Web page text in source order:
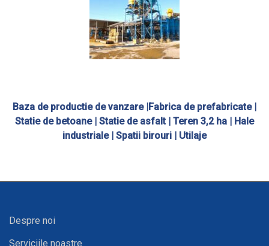
Baza de productie de vanzare |Fabrica de prefabricate |
Statie de betoane | Statie de asfalt | Teren 3,2 ha | Hale
industriale | Spatii birouri | Utilaje
Despre noi
Serviciile noastre